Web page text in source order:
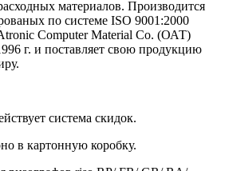
материалов. Производится
по системе ISO 9001:2000
Computer Material Co. (ОАТ)
г. и поставляет свою продукцию
система скидок.
в картонную коробку.